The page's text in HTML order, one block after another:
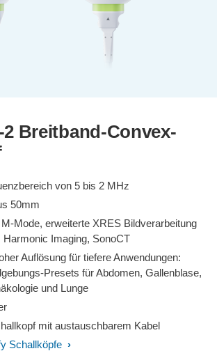
Breitband-Convex-
von 5 bis 2 MHz
50mm
Mode, erweiterte XRES Bildverarbeitung
Harmonic Imaging, SonoCT
Auflösung für tiefere Anwendungen:
Presets für Abdomen, Gallenblase,
und Lunge
mit austauschbarem Kabel
Schallköpfe